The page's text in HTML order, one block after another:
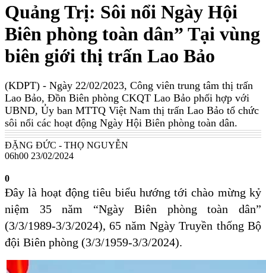
Quảng Trị: Sôi nổi Ngày Hội
Biên phòng toàn dân” Tại vùng
biên giới thị trấn Lao Bảo
(KDPT) - Ngày 22/02/2023, Công viên trung tâm thị trấn
Lao Bảo, Đồn Biên phòng CKQT Lao Bảo phối hợp với
UBND, Ủy ban MTTQ Việt Nam thị trấn Lao Bảo tổ chức
sôi nổi các hoạt động Ngày Hội Biên phòng toàn dân.
ĐẶNG ĐỨC - THỌ NGUYỄN
06h00 23/02/2024
0
Đây là hoạt động tiêu biểu hướng tới chào mừng kỷ
niệm 35 năm “Ngày Biên phòng toàn dân”
(3/3/1989-3/3/2024), 65 năm Ngày Truyền thống Bộ
đội Biên phòng (3/3/1959-3/3/2024).